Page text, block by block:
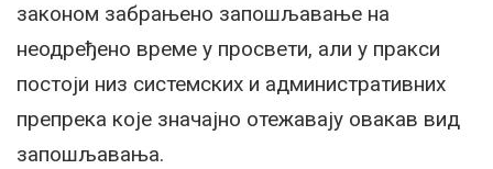
законом забрањено запошљавање на
неодређено време у просвети, али у пракси
постоји низ системских и административних
препрека које значајно отежавају овакав вид
запошљавања.